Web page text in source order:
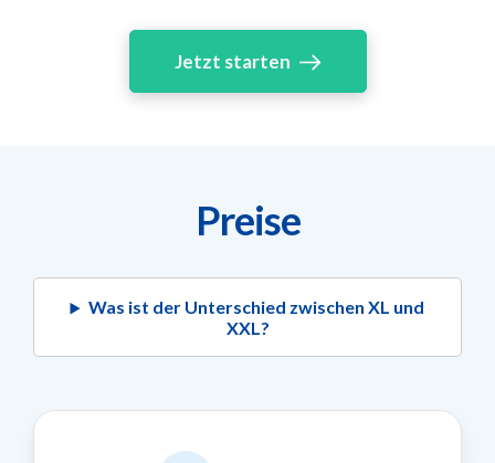
Jetzt starten
Preise
Was ist der Unterschied zwischen XL und
XXL?